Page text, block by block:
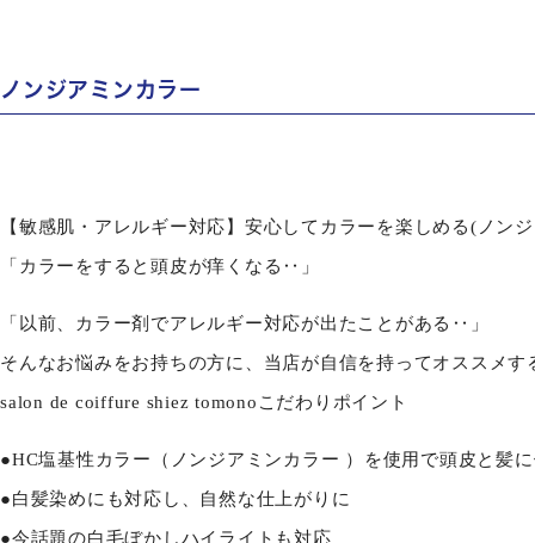
ノンジアミンカラー
【敏感肌・アレルギー対応】安心してカラーを楽しめる(ノン
「カラーをすると頭皮が痒くなる‥」
「以前、カラー剤でアレルギー対応が出たことがある‥」
そんなお悩みをお持ちの方に、当店が自信を持ってオススメ
salon de coiffure shiez tomonoこだわりポイント
●HC塩基性カラー（ノンジアミンカラー ）を使用で頭皮と髪
●白髪染めにも対応し、自然な仕上がりに
●今話題の白毛ぼかしハイライトも対応